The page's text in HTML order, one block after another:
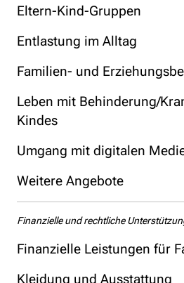
Eltern-Kind-Gruppen
Entlastung im Alltag
Familien- und
Leben mit Behinderung/
Kindes
Umgang mit digitalen
Weitere Angebote
Finanzielle und rechtliche
Finanzielle Leistungen für
Kleidung und Ausstattung